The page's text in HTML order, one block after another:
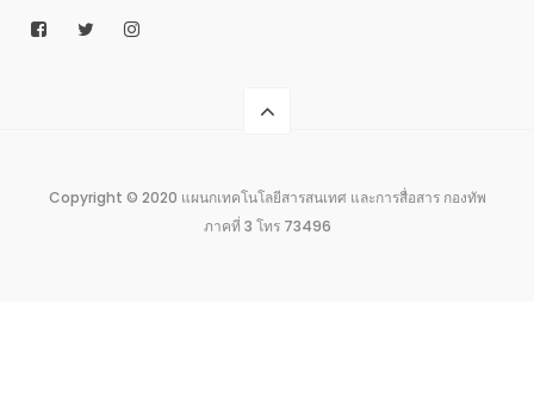
Copyright © 2020 แผนกเทคโนโลยีสารสนเทศ และการสื่อสาร กองทัพ
ภาคที่ 3 โทร 73496